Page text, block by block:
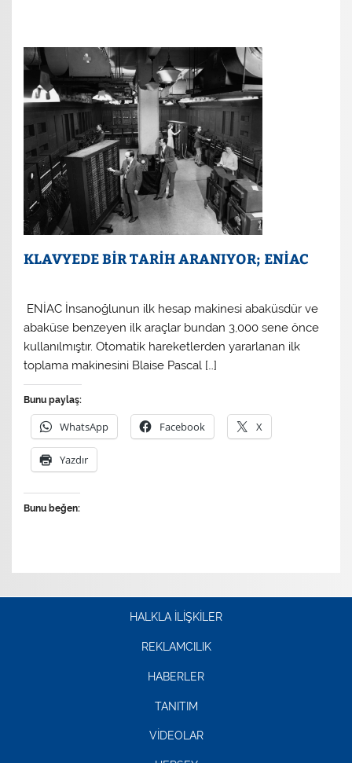
KLAVYEDE BİR TARİH ARANIYOR; ENİAC
ENİAC İnsanoğlunun ilk hesap makinesi abaküsdür ve
abaküse benzeyen ilk araçlar bundan 3,000 sene önce
kullanılmıştır. Otomatik hareketlerden yararlanan ilk
toplama makinesini Blaise Pascal […]
Bunu paylaş:
WhatsApp Facebook X
Yazdır
Bunu beğen:
HALKLA İLİŞKİLER
REKLAMCILIK
HABERLER
TANITIM
VİDEOLAR